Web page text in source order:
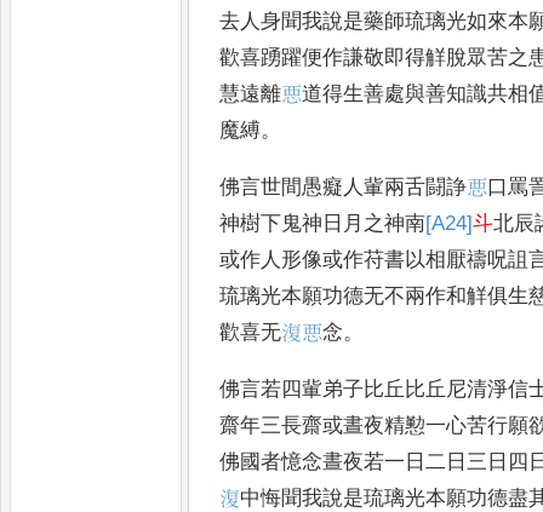
去人身聞我說是藥師琉璃光如來本
歡喜踴躍便作謙敬即得觧脫眾苦之
慧遠離𢙣道得生善處與善知識共相
魔縛。
佛言世間愚癡人軰兩舌闘諍𢙣口罵
神樹下鬼神日月之神南[A24]斗北辰
或作人形像或作苻書以相厭禱呪詛
琉璃光本願功德无不兩作和觧俱生
歡喜无𣸪𢙣念。
佛言若四軰弟子比丘比丘尼清淨信
齋年三長齋或晝夜精懃一心苦行願
佛國者憶念晝夜若一日二日三日四
𣸪中悔聞我說是琉璃光本願功德盡